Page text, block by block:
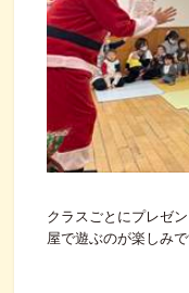
クラスごとにプレゼン
屋で遊ぶのが楽しみで